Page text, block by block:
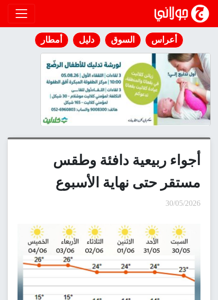
انتقل إلى المحتوى
أعراس السوق دليل أمطار
أجواء ربيعية دافئة وطقس
مستقر حتى نهاية الأسبوع
30/05/2026